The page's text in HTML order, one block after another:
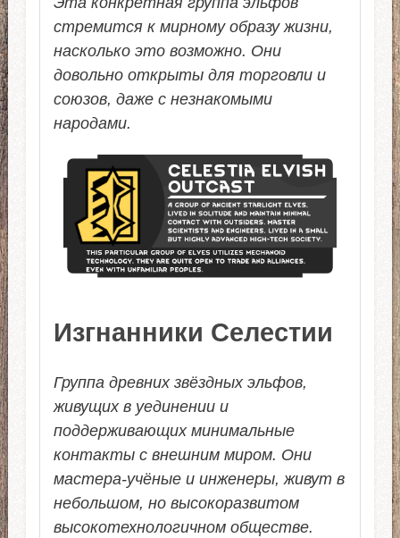
стремится к мирному образу жизни,
насколько это возможно. Они
довольно открыты для торговли и
союзов, даже с незнакомыми
народами.
Изгнанники Селестии
Группа древних звёздных эльфов,
живущих в уединении и
поддерживающих минимальные
контакты с внешним миром. Они
мастера-учёные и инженеры, живут в
небольшом, но высокоразвитом
высокотехнологичном обществе.